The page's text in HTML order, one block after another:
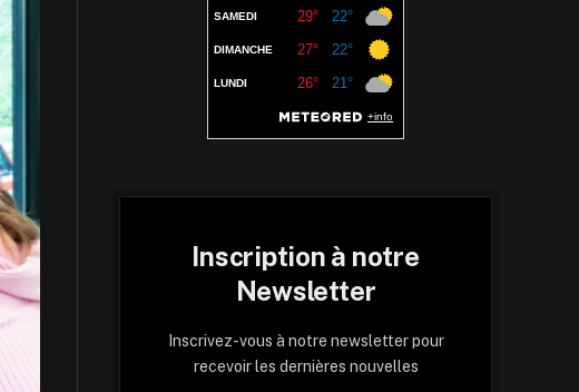
Inscription à notre
Newsletter
Inscrivez-vous à notre newsletter pour
recevoir les dernières nouvelles